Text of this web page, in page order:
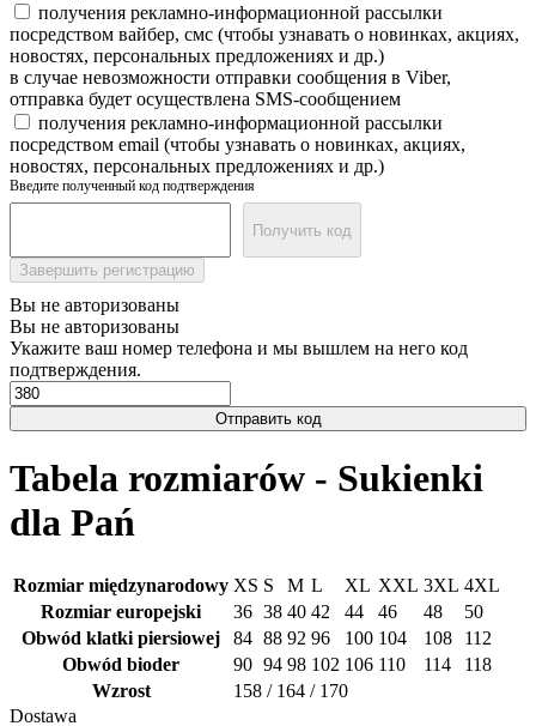
получения рекламно-информационной рассылки
посредством вайбер, смс (чтобы узнавать о новинках, акциях,
новостях, персональных предложениях и др.)
в случае невозможности отправки сообщения в Viber,
отправка будет осуществлена SMS-сообщением
получения рекламно-информационной рассылки
посредством email (чтобы узнавать о новинках, акциях,
новостях, персональных предложениях и др.)
Введите полученный код подтверждения
Получить код
Завершить регистрацию
Вы не авторизованы
Вы не авторизованы
Укажите ваш номер телефона и мы вышлем на него код
подтверждения.
Отправить код
Tabela rozmiarów - Sukienki
dla Pań
Rozmiar międzynarodowy ХS S M L XL XXL 3XL 4XL
Rozmiar europejski
36 38 40 42 44 46 48
50
Obwód klatki piersiowej
84 88 92 96 100 104 108
112
Obwód bioder
90 94 98 102 106 110 114
118
Wzrost
158 / 164 / 170
Dostawa